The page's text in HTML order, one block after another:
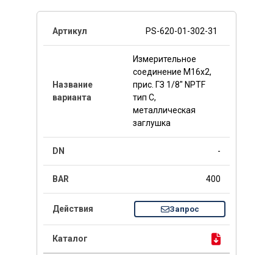
PS-620-01-302-31
Измерительное
соединение M16x2,
прис. ГЗ 1/8" NPTF
тип C,
металлическая
заглушка
-
400
Запрос